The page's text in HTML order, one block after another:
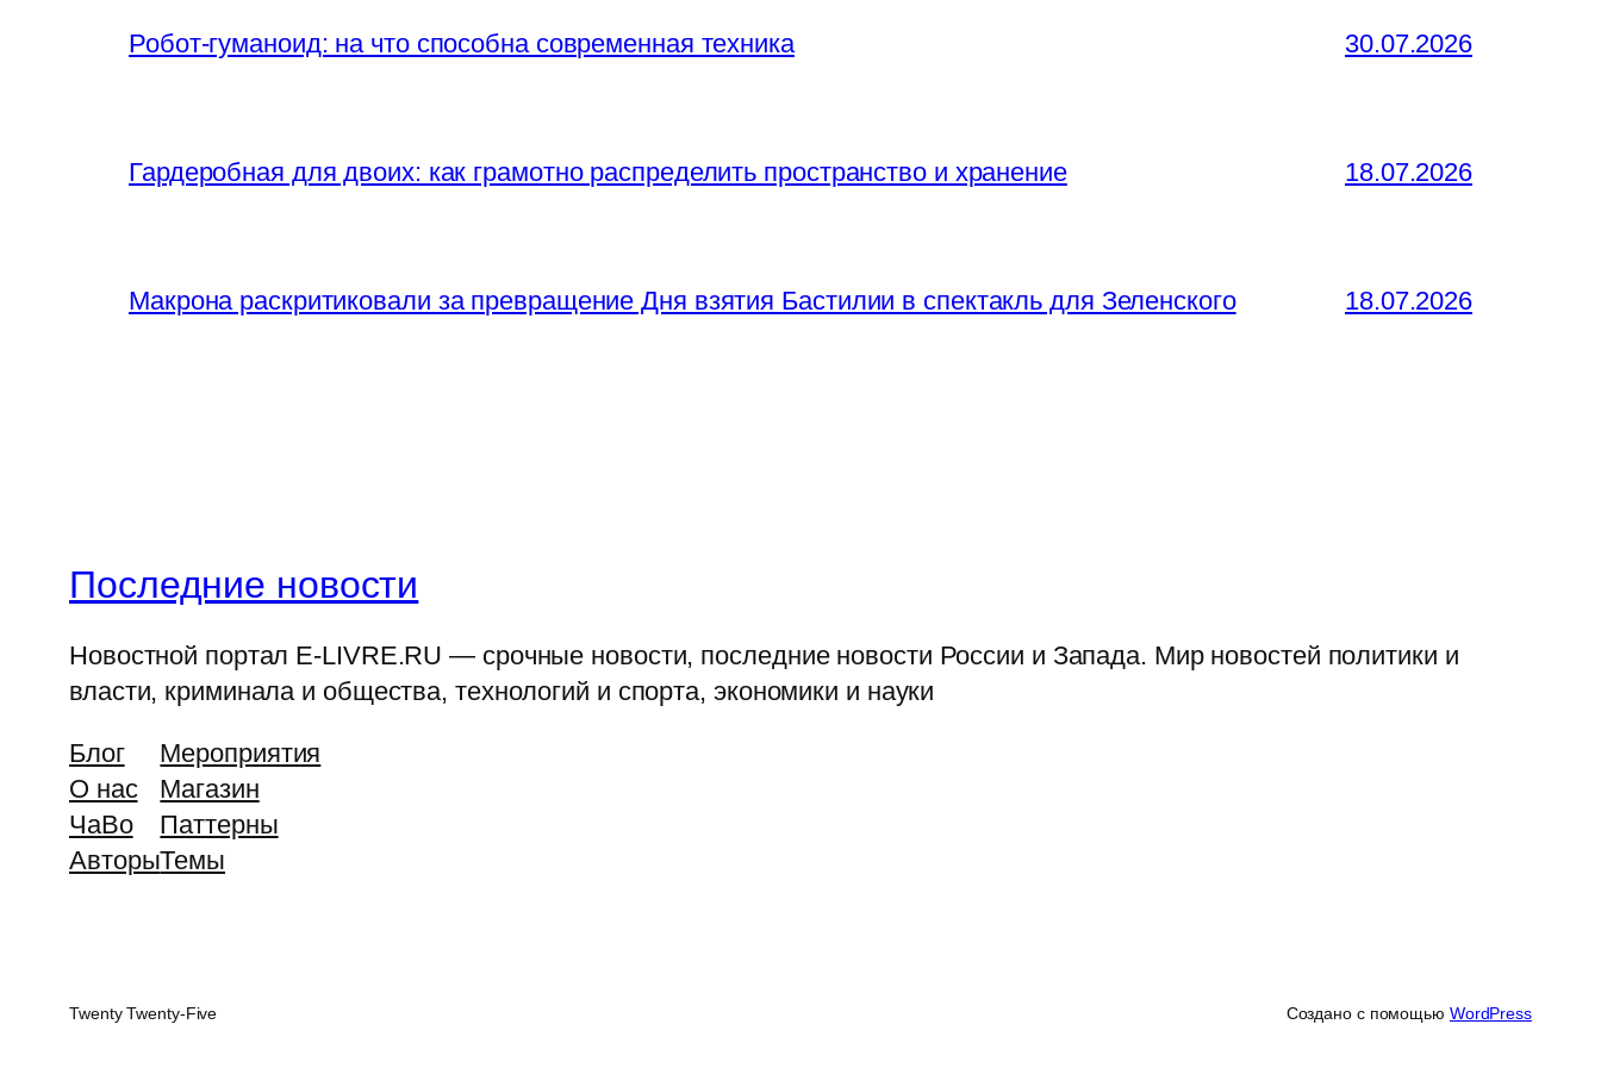
Робот-гуманоид: на что способна современная техника 30.07.2026
Гардеробная для двоих: как грамотно распределить пространство и хранение 18.07.2026
Макрона раскритиковали за превращение Дня взятия Бастилии в спектакль для Зеленского 18.07.2026
Последние новости
Новостной портал E-LIVRE.RU — срочные новости, последние новости России и Запада. Мир новостей политики и
власти, криминала и общества, технологий и спорта, экономики и науки
Блог
О нас
ЧаВо
Авторы
Мероприятия
Магазин
Паттерны
Темы
Twenty Twenty-Five Создано с помощью WordPress